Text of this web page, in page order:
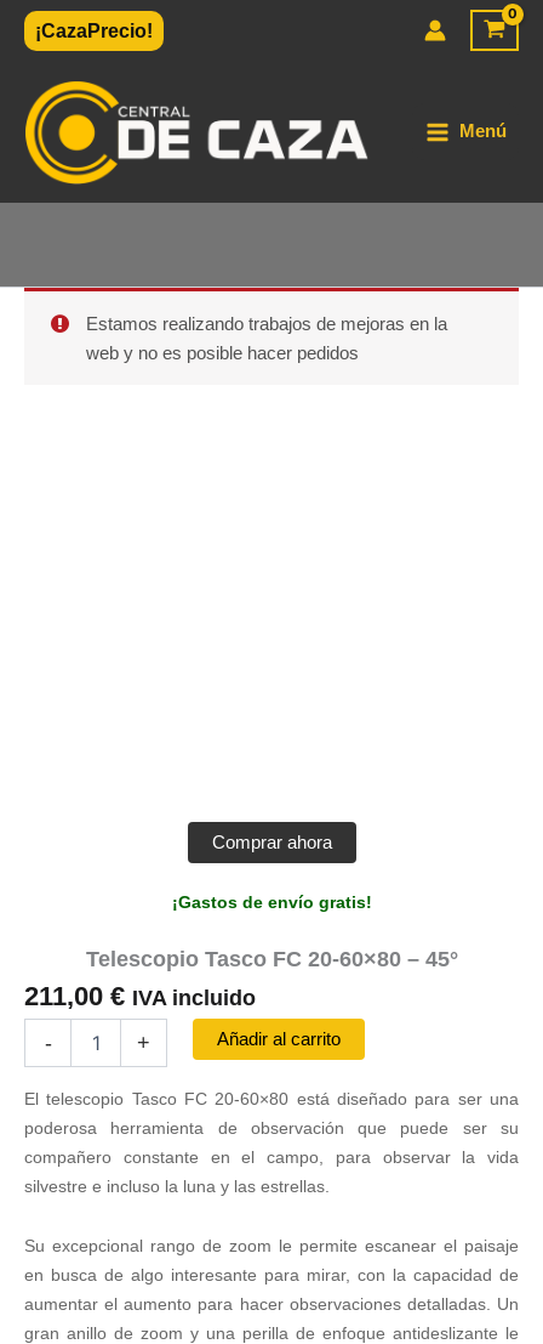
¡CazaPrecio!
Menú
Estamos realizando trabajos de mejoras en la
web y no es posible hacer pedidos
Comprar ahora
¡Gastos de envío gratis!
Telescopio Tasco FC 20-60×80 – 45°
211,00 € IVA incluido
-
20-
60x80
-
+ Añadir al carrito
El telescopio Tasco FC 20-60×80 está diseñado para ser una
poderosa herramienta de observación que puede ser su
compañero constante en el campo, para observar la vida
silvestre e incluso la luna y las estrellas.
Su excepcional rango de zoom le permite escanear el paisaje
en busca de algo interesante para mirar, con la capacidad de
aumentar el aumento para hacer observaciones detalladas. Un
gran anillo de zoom y una perilla de enfoque antideslizante le